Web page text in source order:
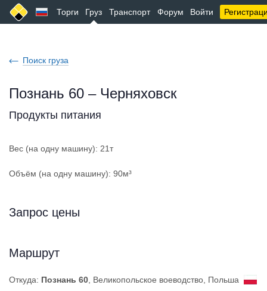
Торги Груз Транспорт Форум Войти
Поиск груза
Познань 60 – Черняховск
Продукты питания
Вес (на одну машину): 21т
Объём (на одну машину): 90м³
Запрос цены
Маршрут
Откуда: Познань 60 , Великопольское воеводство, Польша